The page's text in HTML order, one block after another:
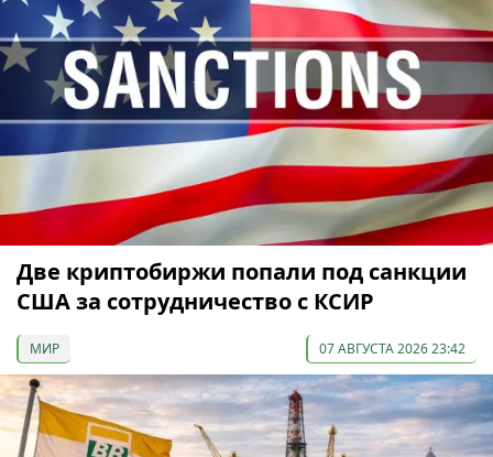
Две криптобиржи попали под санкции
США за сотрудничество с КСИР
МИР 07 АВГУСТА 2026 23:42